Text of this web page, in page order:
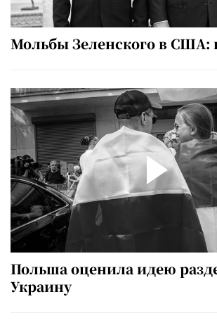
Мольбы Зеленского в США:
Польша оценила идею
Украину